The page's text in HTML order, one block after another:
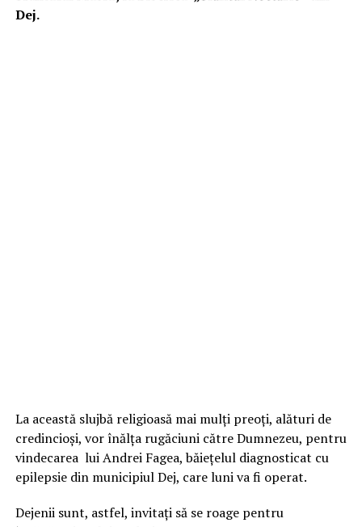
Dej.
La această slujbă religioasă mai mulți preoți, alături de
credincioși, vor înălța rugăciuni către Dumnezeu, pentru
vindecarea lui Andrei Fagea, băiețelul diagnosticat cu
epilepsie din municipiul Dej, care luni va fi operat.
Dejenii sunt, astfel, invitați să se roage pentru